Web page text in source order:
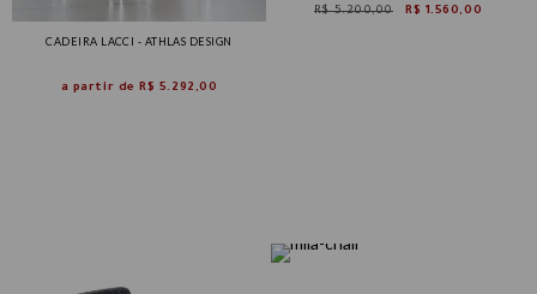
CADEIRA LACCI - ATHLAS DESIGN
a partir deR$ 5.292,00
R$ 5.200,00 R$ 1.560,00